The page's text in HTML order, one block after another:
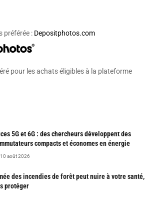
préférée : Depositphotos.com
pour les achats éligibles à la plateforme
5G et 6G : des chercheurs développent des
compacts et économes en énergie
10 août 2026
des incendies de forêt peut nuire à votre santé,
protéger